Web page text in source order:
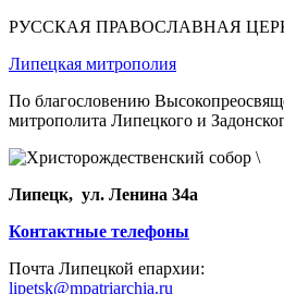
РУССКАЯ ПРАВОСЛАВНАЯ
Липецкая митрополия
По благословению
митрополита Липецкого и
Липецк, ул. Ленина 34а
Контактные телефоны
Почта Липецкой епархии:
lipetsk@mpatriarchia.ru